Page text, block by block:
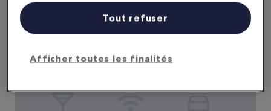
Afficher toutes les finalités
Tout refuser